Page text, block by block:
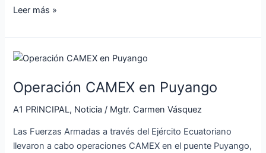
Leer más »
Operación CAMEX en Puyango
A1 PRINCIPAL, Noticia / Mgtr. Carmen Vásquez
Las Fuerzas Armadas a través del Ejército Ecuatoriano
llevaron a cabo operaciones CAMEX en el puente Puyango,
Operación
en